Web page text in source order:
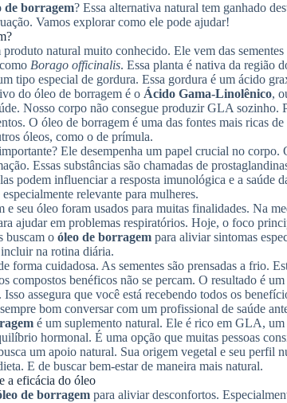
de borragem? Essa alternativa natural tem ganhado
Vamos explorar como ele pode ajudar!
produto natural muito conhecido. Ele vem das
Borago officinalis. Essa planta é nativa da região
tipo especial de gordura. Essa gordura é um ácido
do óleo de borragem é o Ácido Gama-Linolênico,
Nosso corpo não consegue produzir GLA sozinho.
O óleo de borragem é uma das fontes mais ricas
óleos, como o de prímula.
Ele desempenha um papel crucial no
Essas substâncias são chamadas de
podem influenciar a resposta imunológica e a saúde
relevante para mulheres.
e seu óleo foram usados para muitas finalidades. Na
ajudar em problemas respiratórios. Hoje, o foco
buscam o óleo de borragem para aliviar sintomas
na rotina diária.
forma cuidadosa. As sementes são prensadas a frio.
compostos benéficos não se percam. O resultado é
assegura que você está recebendo todos os
bom conversar com um profissional de saúde
é um suplemento natural. Ele é rico em GLA,
hormonal. É uma opção que muitas pessoas
um apoio natural. Sua origem vegetal e seu perfil
E de buscar bem-estar de maneira mais natural.
a eficácia do óleo
de borragem para aliviar desconfortos.